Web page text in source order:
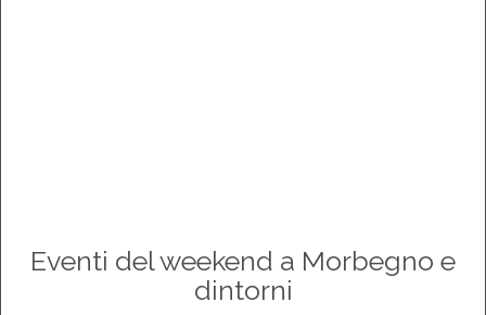
Eventi del weekend a Morbegno e
dintorni